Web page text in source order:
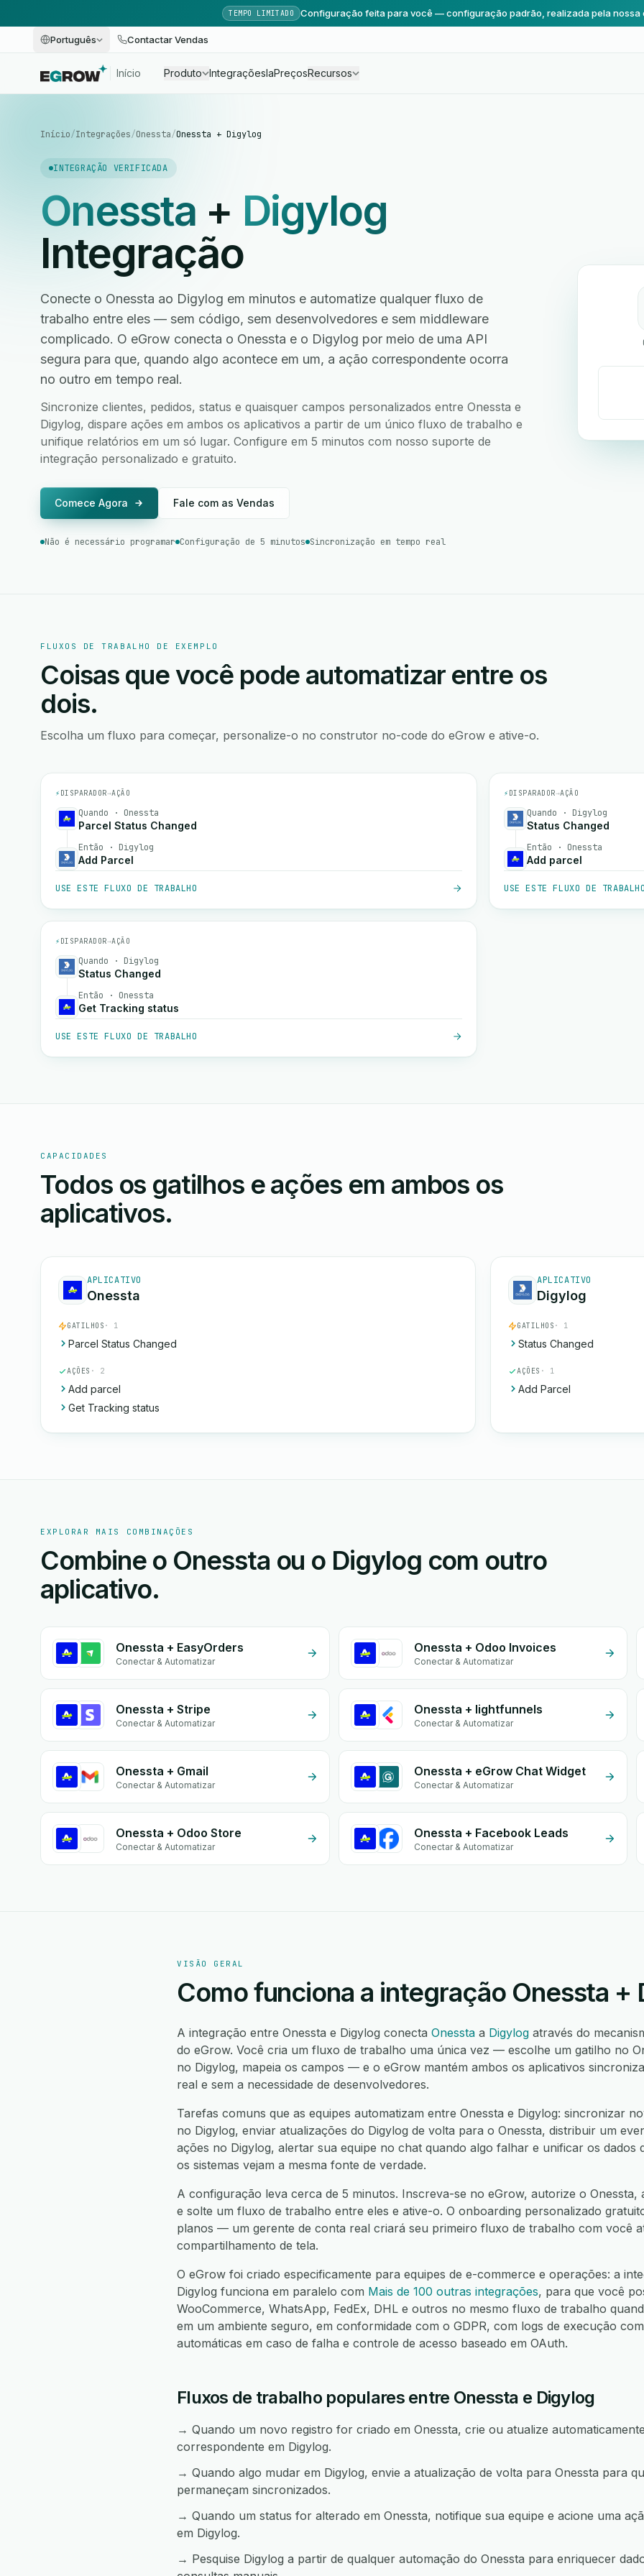
TEMPO LIMITADO Configuração feita para você — configuração padrão, realizada pela nossa
Português Contactar Vendas
Início Produto IntegraçõesIaPreçosRecursos
Início/Integrações/Onessta/Onessta + Digylog
INTEGRAÇÃO VERIFICADA
Onessta + Digylog
Integração
Conecte o Onessta ao Digylog em minutos e automatize qualquer fluxo de
trabalho entre eles — sem código, sem desenvolvedores e sem middleware
complicado. O eGrow conecta o Onessta e o Digylog por meio de uma API
segura para que, quando algo acontece em um, a ação correspondente ocorra
no outro em tempo real.
Sincronize clientes, pedidos, status e quaisquer campos personalizados entre Onessta e
Digylog, dispare ações em ambos os aplicativos a partir de um único fluxo de trabalho e
unifique relatórios em um só lugar. Configure em 5 minutos com nosso suporte de
integração personalizado e gratuito.
Comece Agora Fale com as Vendas
Não é necessário programar Configuração de 5 minutos Sincronização em tempo real
FLUXOS DE TRABALHO DE EXEMPLO
Coisas que você pode automatizar entre os
dois.
Escolha um fluxo para começar, personalize-o no construtor no-code do eGrow e ative-o.
⚡ DISPARADOR→AÇÃO
Quando · Onessta
Parcel Status Changed
Então · Digylog
Add Parcel
USE ESTE FLUXO DE TRABALHO
⚡ DISPARADOR→AÇÃO
Quando · Digylog
Status Changed
Então · Onessta
Add parcel
USE ESTE FLUXO DE
⚡ DISPARADOR→AÇÃO
Quando · Digylog
Status Changed
Então · Onessta
Get Tracking status
USE ESTE FLUXO DE TRABALHO
CAPACIDADES
Todos os gatilhos e ações em ambos os
aplicativos.
APLICATIVO
Onessta
GATILHOS · 1
Parcel Status Changed
AÇÕES · 2
Add parcel
Get Tracking status
APLICATIVO
Digylog
GATILHOS · 1
Status Changed
AÇÕES · 1
Add Parcel
EXPLORAR MAIS COMBINAÇÕES
Combine o Onessta ou o Digylog com outro
aplicativo.
Onessta + EasyOrders
Conectar & Automatizar
Onessta + Odoo Invoices
Conectar & Automatizar
Onessta + Stripe
Conectar & Automatizar
Onessta + lightfunnels
Conectar & Automatizar
Onessta + Gmail
Conectar & Automatizar
Onessta + eGrow Chat Widget
Conectar & Automatizar
Onessta + Odoo Store
Conectar & Automatizar
Onessta + Facebook Leads
Conectar & Automatizar
VISÃO GERAL
Como funciona a integração Onessta +
A integração entre Onessta e Digylog conecta Onessta a Digylog através do
do eGrow. Você cria um fluxo de trabalho uma única vez — escolhe um gatilho no
no Digylog, mapeia os campos — e o eGrow mantém ambos os aplicativos
real e sem a necessidade de desenvolvedores.
Tarefas comuns que as equipes automatizam entre Onessta e Digylog: sincronizar
no Digylog, enviar atualizações do Digylog de volta para o Onessta, distribuir um
ações no Digylog, alertar sua equipe no chat quando algo falhar e unificar os dados
os sistemas vejam a mesma fonte de verdade.
A configuração leva cerca de 5 minutos. Inscreva-se no eGrow, autorize o Onessta,
e solte um fluxo de trabalho entre eles e ative-o. O onboarding personalizado
planos — um gerente de conta real criará seu primeiro fluxo de trabalho com você
compartilhamento de tela.
O eGrow foi criado especificamente para equipes de e-commerce e operações: a
Digylog funciona em paralelo com Mais de 100 outras integrações, para que você
WooCommerce, WhatsApp, FedEx, DHL e outros no mesmo fluxo de trabalho
em um ambiente seguro, em conformidade com o GDPR, com logs de execução
automáticas em caso de falha e controle de acesso baseado em OAuth.
Fluxos de trabalho populares entre Onessta e Digylog
→ Quando um novo registro for criado em Onessta, crie ou atualize
correspondente em Digylog.
→ Quando algo mudar em Digylog, envie a atualização de volta para Onessta para
permaneçam sincronizados.
→ Quando um status for alterado em Onessta, notifique sua equipe e acione uma
em Digylog.
→ Pesquise Digylog a partir de qualquer automação do Onessta para enriquecer